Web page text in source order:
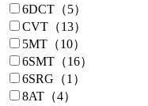
6DCT（5）
CVT（13）
5MT（10）
6SMT（16）
6SRG（1）
8AT（4）